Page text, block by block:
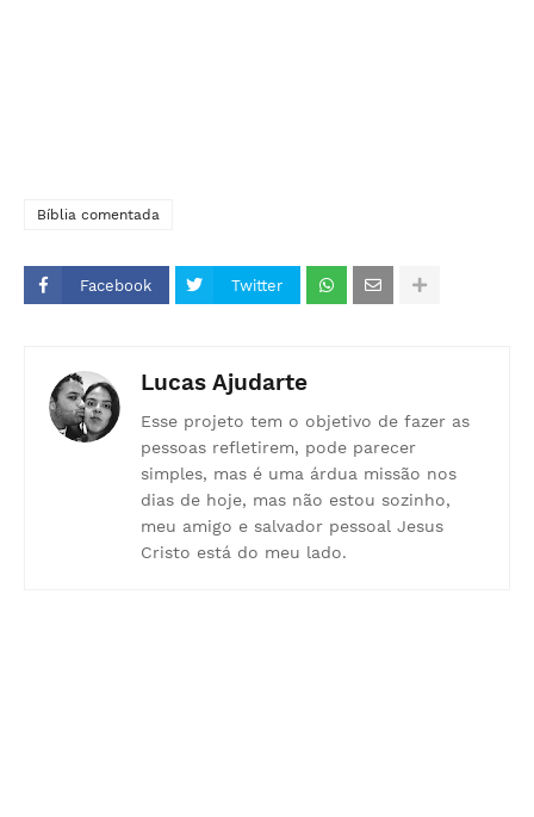
Bíblia comentada
Facebook Twitter
Lucas Ajudarte
Esse projeto tem o objetivo de fazer as
pessoas refletirem, pode parecer
simples, mas é uma árdua missão nos
dias de hoje, mas não estou sozinho,
meu amigo e salvador pessoal Jesus
Cristo está do meu lado.